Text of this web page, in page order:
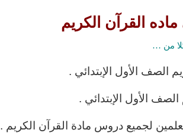
القرآن الكريم
من …
الأول الإبتدائي .
الأول الإبتدائي .
لجميع دروس مادة القرآن الكريم .